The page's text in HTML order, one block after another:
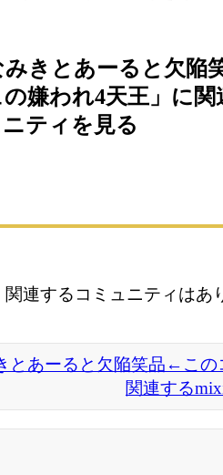
みきとあーると欠陥
嫌われ4天王」に関
ティを見る
関連するコミュニティはあ
とあーると欠陥笑品←こ
関連する